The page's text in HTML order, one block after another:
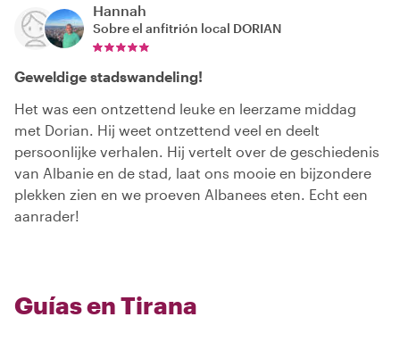
Hannah
Sobre el anfitrión local DORIAN
Geweldige stadswandeling!
Het was een ontzettend leuke en leerzame middag
met Dorian. Hij weet ontzettend veel en deelt
persoonlijke verhalen. Hij vertelt over de geschiedenis
van Albanie en de stad, laat ons mooie en bijzondere
plekken zien en we proeven Albanees eten. Echt een
aanrader!
Guías en Tirana